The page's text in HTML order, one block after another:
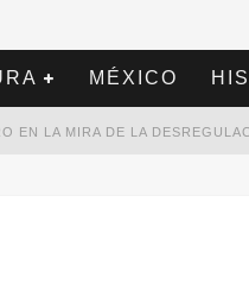
MÉXICO
EN LA MIRA DE LA